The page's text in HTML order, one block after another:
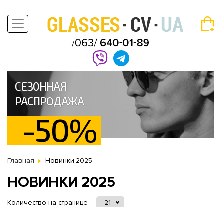
СЕЗОННАЯ
РАСПРОДАЖА
-50%
Главная Новинки 2025
НОВИНКИ 2025
Количество на странице
21